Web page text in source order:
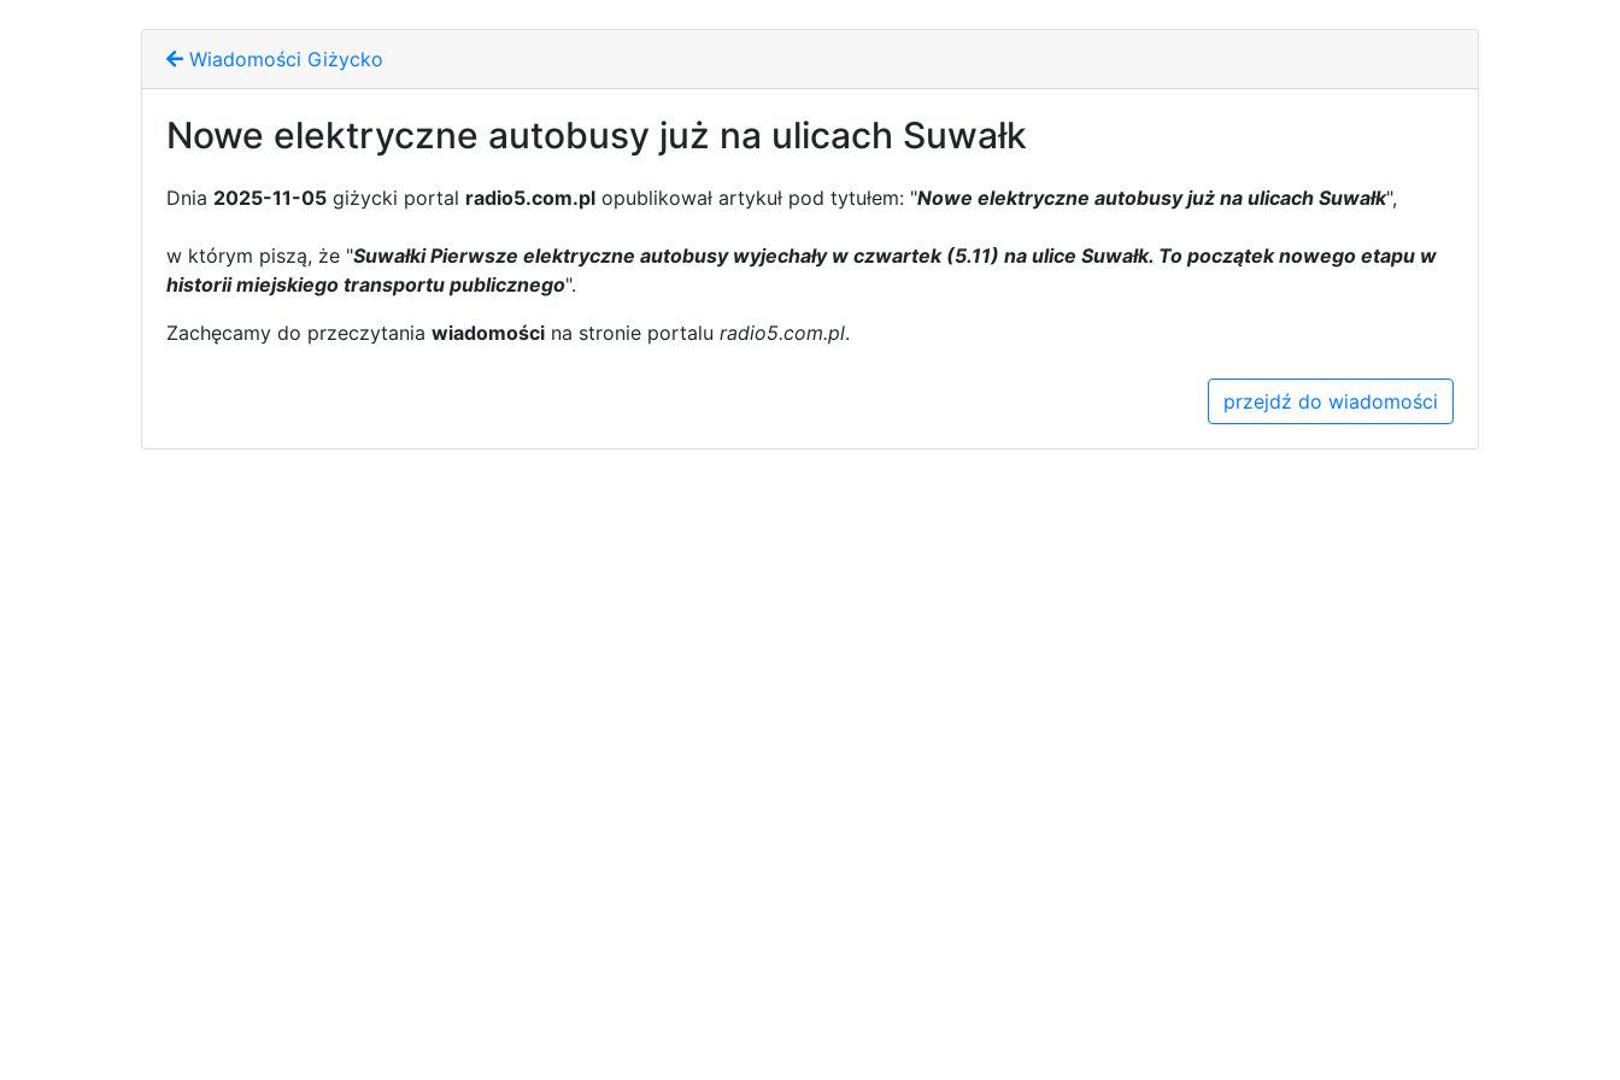
Wiadomości Giżycko
Nowe elektryczne autobusy już na ulicach Suwałk
Dnia 2025-11-05 giżycki portal radio5.com.pl opublikował artykuł pod tytułem: "Nowe elektryczne autobusy już na ulicach Suwałk",
w którym piszą, że "Suwałki Pierwsze elektryczne autobusy wyjechały w czwartek (5.11) na ulice Suwałk. To początek nowego etapu w
historii miejskiego transportu publicznego".
Zachęcamy do przeczytania wiadomości na stronie portalu radio5.com.pl.
przejdź do wiadomości